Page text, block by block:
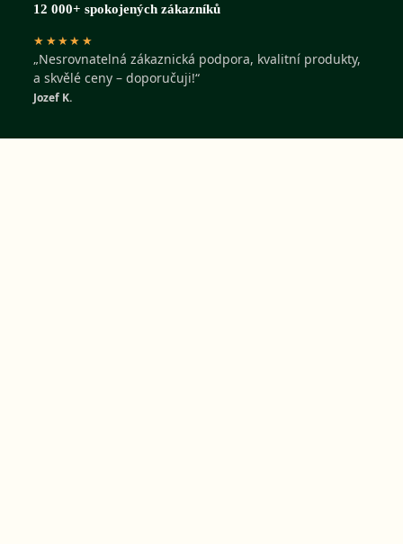
12 000+ spokojených zákazníků
★★★★★
„Nesrovnatelná zákaznická podpora, kvalitní produkty,
a skvělé ceny – doporučuji!“
Jozef K.